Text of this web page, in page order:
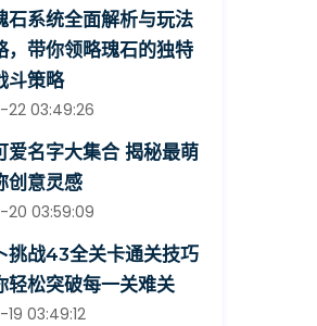
石系统全面解析与玩法
，带你领略瑰石的独特
斗策略
03:49:26
爱名字大集合 揭秘最萌
创意灵感
03:59:09
挑战43全关卡通关技巧
轻松突破每一关难关
03:49:12